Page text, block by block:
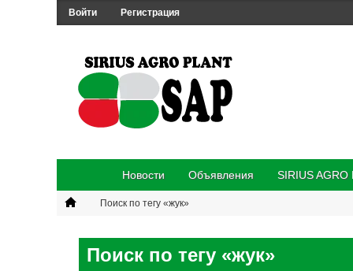
Войти Регистрация
Новости Объявления SIRIUS AGRO
Поиск по тегу «жук»
Поиск по тегу «жук»